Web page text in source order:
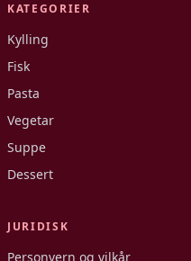
KATEGORIER
Kylling
Fisk
Pasta
Vegetar
Suppe
Dessert
JURIDISK
Personvern og vilkår